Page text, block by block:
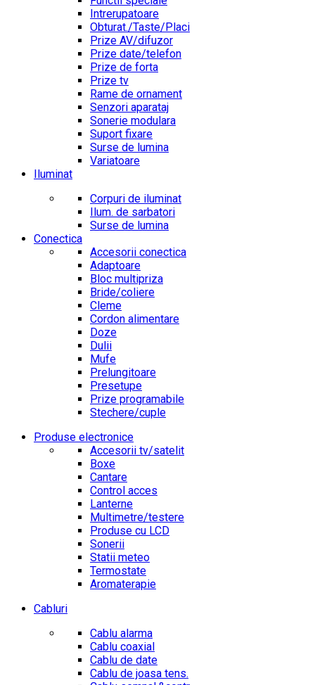
Intrerupatoare
Obturat./Taste/Placi
Prize AV/difuzor
Prize date/telefon
Prize de forta
Prize tv
Rame de ornament
Senzori aparataj
Sonerie modulara
Suport fixare
Surse de lumina
Variatoare
Iluminat
Corpuri de iluminat
Ilum. de sarbatori
Surse de lumina
Conectica
Accesorii conectica
Adaptoare
Bloc multipriza
Bride/coliere
Cleme
Cordon alimentare
Doze
Dulii
Mufe
Prelungitoare
Presetupe
Prize programabile
Stechere/cuple
Produse electronice
Accesorii tv/satelit
Boxe
Cantare
Control acces
Lanterne
Multimetre/testere
Produse cu LCD
Sonerii
Statii meteo
Termostate
Aromaterapie
Cabluri
Cablu alarma
Cablu coaxial
Cablu de date
Cablu de joasa tens.